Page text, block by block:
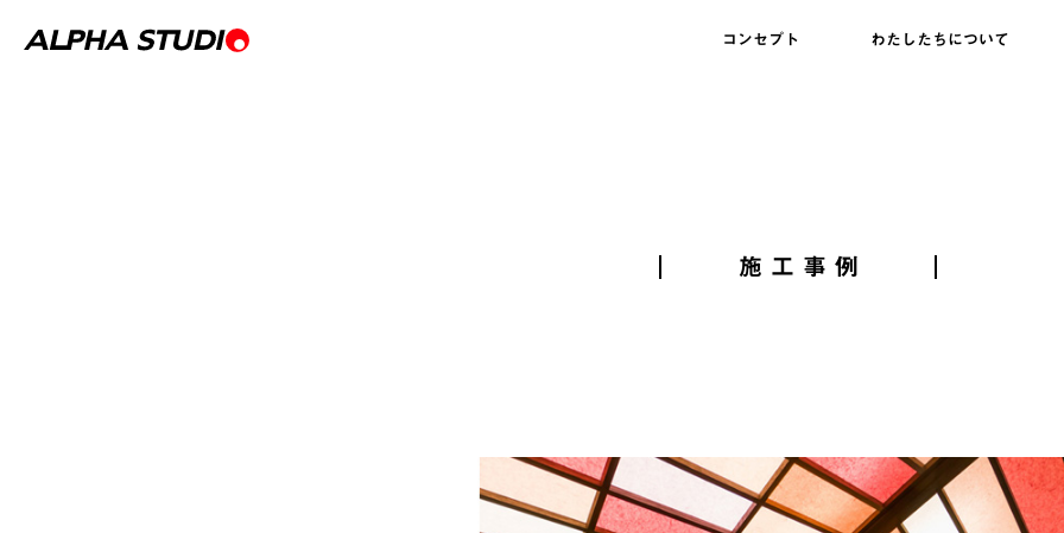
コンセプト わたしたちについて
施工事例